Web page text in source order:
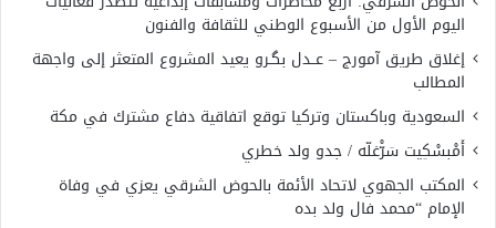
اليوم الأول من الأسبوع الوطني للثقافة والفنون
إغلاق طريق آمورج – عــدل بگـرو يعيد المشروع المتعثر إلى واجهة
المطالب
السعودية وباكستان وتركيا توقع اتفاقية دفاع مشترك في مكة
أَمْبسْكِيت سَرّْغلّه / جدو ولد خطري
المكتب الجهوي لاتحاد الأئمة بالحوض الشرقي يعزي في وفاة
الإمام “محمد فال ولد بده